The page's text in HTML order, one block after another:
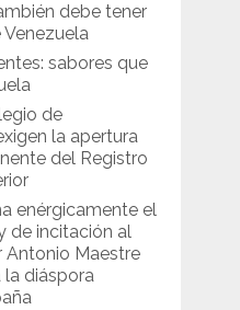
debe tener
sabores que
de
la apertura
del Registro
enérgicamente el
de incitación al
Maestre
la diáspora